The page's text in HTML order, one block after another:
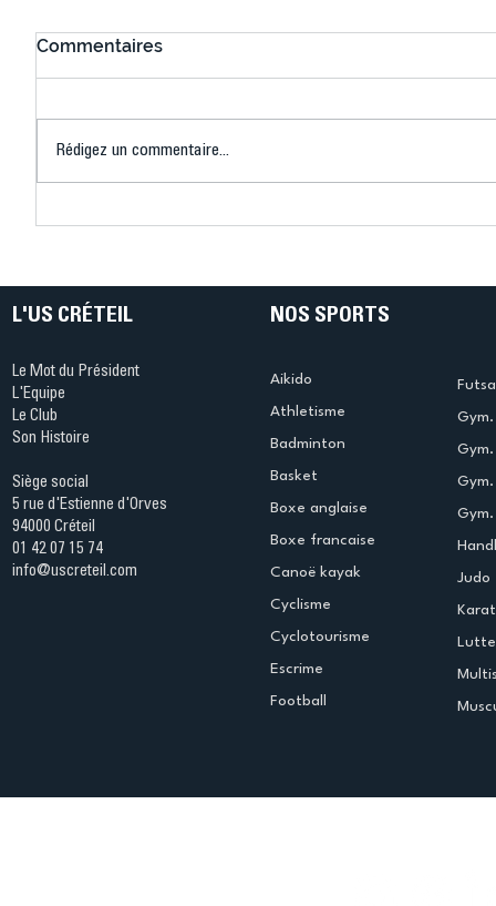
clôture ses soirées
Créteil
Commentaires
Rédigez un commentaire...
L'US CRÉTEIL
Le Mot du Président
L'Equipe
Le Club
Son Histoire
Siège social
5 rue d'Estienne d'Orves
94000 Créteil
01 42 07 15 74
info@uscreteil.com
NOS SPORTS
Aikido
Athletisme
Badminton
Basket
Boxe anglaise
Boxe francaise
Canoë kayak
Cyclisme
Cyclotourisme
Escrime
Football
Judo
Lutte